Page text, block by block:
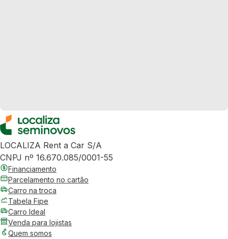
LOCALIZA Rent a Car S/A
CNPJ nº 16.670.085/0001-55
Financiamento
Parcelamento no cartão
Carro na troca
Tabela Fipe
Carro Ideal
Venda para lojistas
Quem somos